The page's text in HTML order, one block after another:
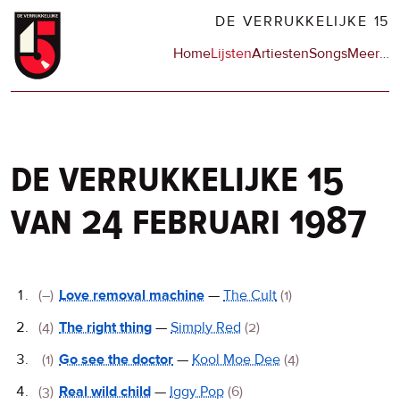
Overslaan
naar
DE VERRUKKELIJKE 15
Hoofdnavigatie
HomeLijstenArtiestenSongsMeerop
…
de verrukkelijke 15
van 24 februari 1987
De
Verrukkelijke
15
(–) Love removal machine — The Cult (1)
(4) The right thing — Simply Red (2)
(1) Go see the doctor — Kool Moe Dee (4)
(3) Real wild child — Iggy Pop (6)